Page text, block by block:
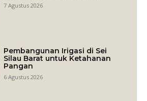
7 Agustus 2026
Pembangunan Irigasi di Sei
Silau Barat untuk Ketahanan
Pangan
6 Agustus 2026